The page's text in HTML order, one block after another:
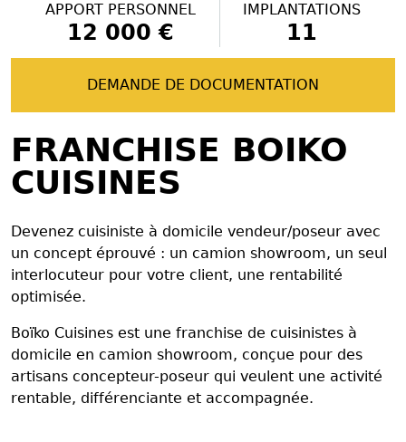
APPORT PERSONNEL
12 000 €
IMPLANTATIONS
11
DEMANDE DE DOCUMENTATION
FRANCHISE BOIKO
CUISINES
Devenez cuisiniste à domicile vendeur/poseur avec
un concept éprouvé : un camion showroom, un seul
interlocuteur pour votre client, une rentabilité
optimisée.
Boïko Cuisines est une franchise de cuisinistes à
domicile en camion showroom, conçue pour des
artisans concepteur-poseur qui veulent une activité
rentable, différenciante et accompagnée.